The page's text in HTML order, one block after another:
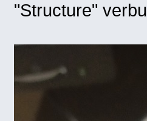
"Structure"